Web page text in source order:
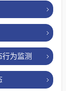
为监测